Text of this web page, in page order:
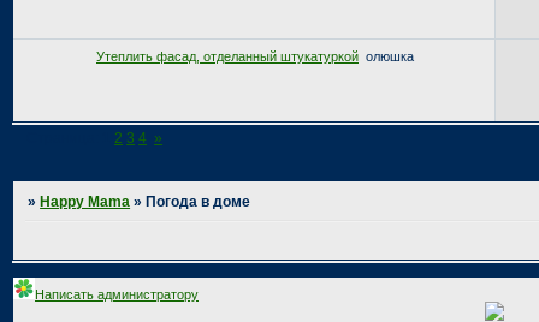
Утеплить фасад, отделанный штукатуркой олюшка
2 3 4 »
» Happy Mama » Погода в доме
Написать администратору